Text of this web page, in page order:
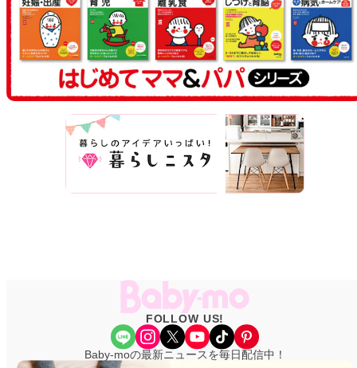
FOLLOW US!
Share Icon Instagram X YouTube TikTok Pinterest
Baby-moの最新ニュースを毎日配信中！